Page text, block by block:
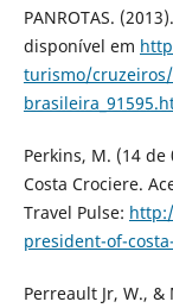
PANROTAS.
disponível em
turismo/
Perkins, M. (14
Costa Crociere.
Travel Pulse:
president-of-
Perreault Jr, W., &